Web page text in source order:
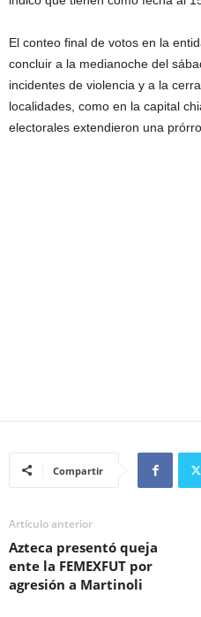
El conteo final de votos en la
concluir a la medianoche del
incidentes de violencia y a la
localidades, como en la capital
electorales extendieron una
Compartir
Artículo anterior
Azteca presentó queja
ente la FEMEXFUT por
agresión a Martinoli